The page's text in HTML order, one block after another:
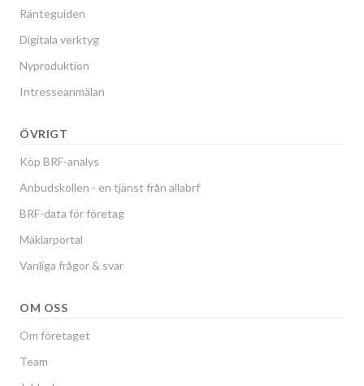
Ränteguiden
Digitala verktyg
Nyproduktion
Intresseanmälan
ÖVRIGT
Köp BRF-analys
Anbudskollen - en tjänst från allabrf
BRF-data för företag
Mäklarportal
Vanliga frågor & svar
OM OSS
Om företaget
Team